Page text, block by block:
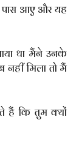
पास आए और यह
था मैंने उनके
नहीं मिला तो मैं
हैं कि तुम क्यों